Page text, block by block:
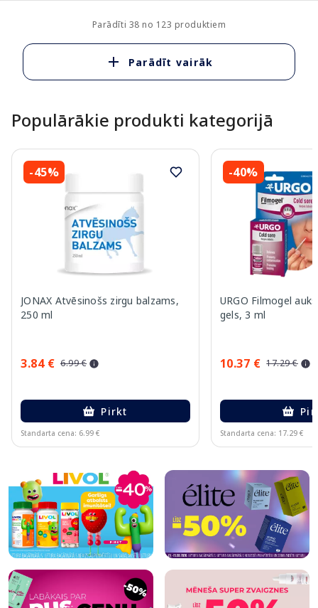
Parādīti 38 no 123 produktiem
Parādīt vairāk
Populārākie produkti kategorijā
-45%
JONAX Atvēsinošs zirgu balzams,
250 ml
3.84 € 6.99 €
Pirkt
Standarta cena: 6.99 €
-40%
URGO Filmogel
gels, 3 ml
10.37 € 17.29 €
Standarta cena: 17.29 €